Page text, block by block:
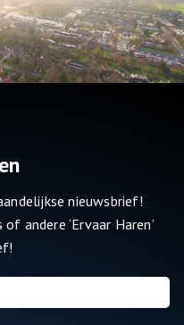
nieuwsbrief!
andere ‘Ervaar Haren’